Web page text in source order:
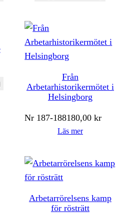
Från
Arbetarhistorikermötet i
Helsingborg
Nr 187-188180,00kr
Läs mer
Arbetarrörelsens kamp
för rösträtt